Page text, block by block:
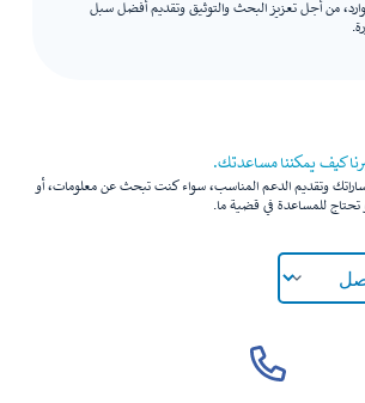
من أجل تعزيز البحث والتوثيق وتقديم أفضل سبل
كيف يمكننا مساعدتك.
وتقديم الدعم المناسب، سواء كنت تبحث عن معلومات، أو
تحتاج للمساعدة في قضية ما.